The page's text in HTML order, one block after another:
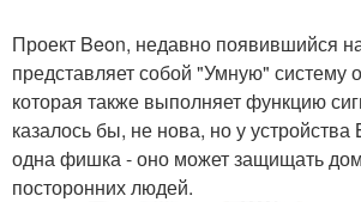
Проект Beon, недавно появившийся
представляет собой "Умную" систему
которая также выполняет функцию
казалось бы, не нова, но у
одна фишка - оно может защищать
посторонних людей.